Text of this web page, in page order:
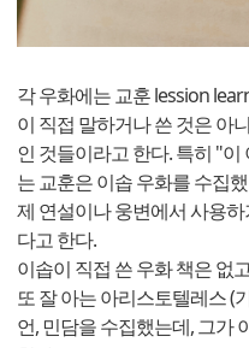
각 우화에는 교훈 lession
이 직접 말하거나 쓴 것은 아
인 것들이라고 한다. 특히 "
는 교훈은 이솝 우화를 수집
제 연설이나 웅변에서 사용
다고 한다.
이솝이 직접 쓴 우화 책은 없
또 잘 아는 아리스토텔레스 (
언, 민담을 수집했는데, 그가